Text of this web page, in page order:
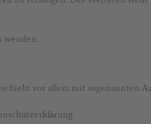
wenden.
vor allem mit sogenannten